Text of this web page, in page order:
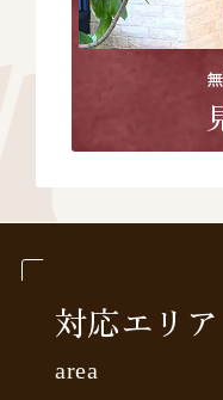
対応エリア
area